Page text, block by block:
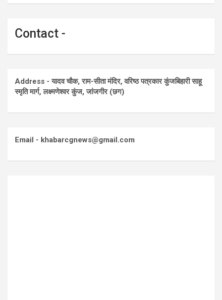
Contact -
Address - यादव चौक, राम-सीता मंदिर, वरिष्ठ पत्रकार कुंजबिहारी साहू
स्मृति मार्ग, लक्ष्मणेश्वर कुंज, जांजगीर (छग)
Email - khabarcgnews@gmail.com